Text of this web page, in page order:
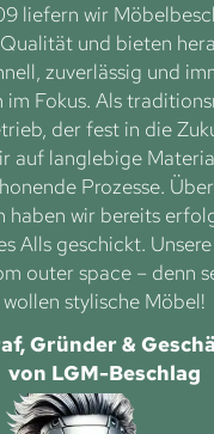
liefern wir
und bieten
zuverlässig und
im Fokus. Als
der fest in die
auf langlebige
Prozesse.
haben wir bereits
Alls geschickt.
outer space – denn
wollen stylische Möbel!
Gründer &
von LGM-Beschlag